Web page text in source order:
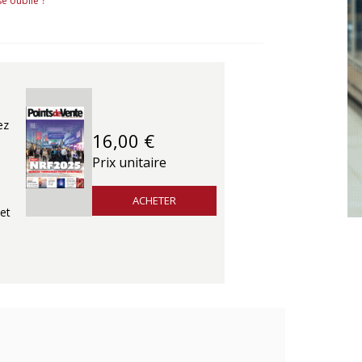
16,00 €
Prix unitaire
ACHETER